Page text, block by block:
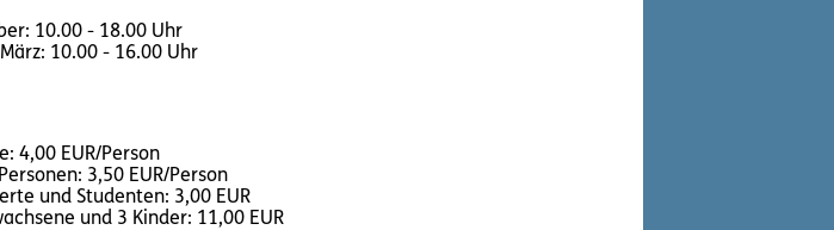
10.00 - 18.00 Uhr
10.00 - 16.00 Uhr
4,00 EUR/Person
3,50 EUR/Person
und Studenten: 3,00 EUR
und 3 Kinder: 11,00 EUR